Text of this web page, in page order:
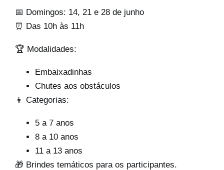
📅 Domingos: 14, 21 e 28 de junho
⏰ Das 10h às 11h
🏆 Modalidades:
Embaixadinhas
Chutes aos obstáculos
👦 Categorias:
5 a 7 anos
8 a 10 anos
11 a 13 anos
🎁 Brindes temáticos para os participantes.